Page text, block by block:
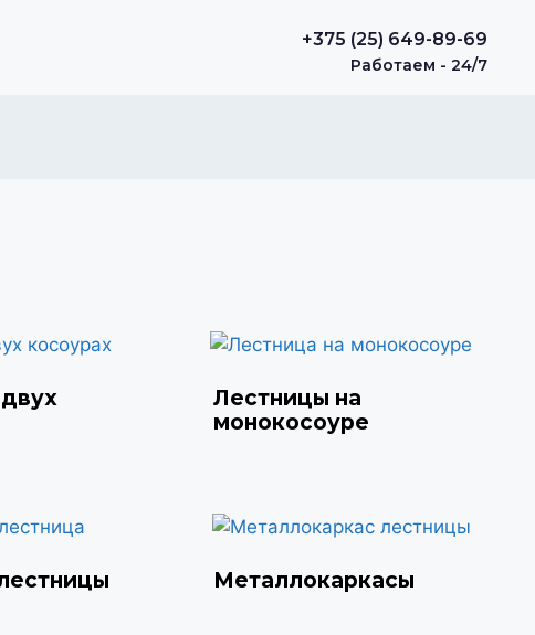
+375 (25) 649-89-69
Работаем - 24/7
Лестницы на
монокосоуре
Металлокаркасы